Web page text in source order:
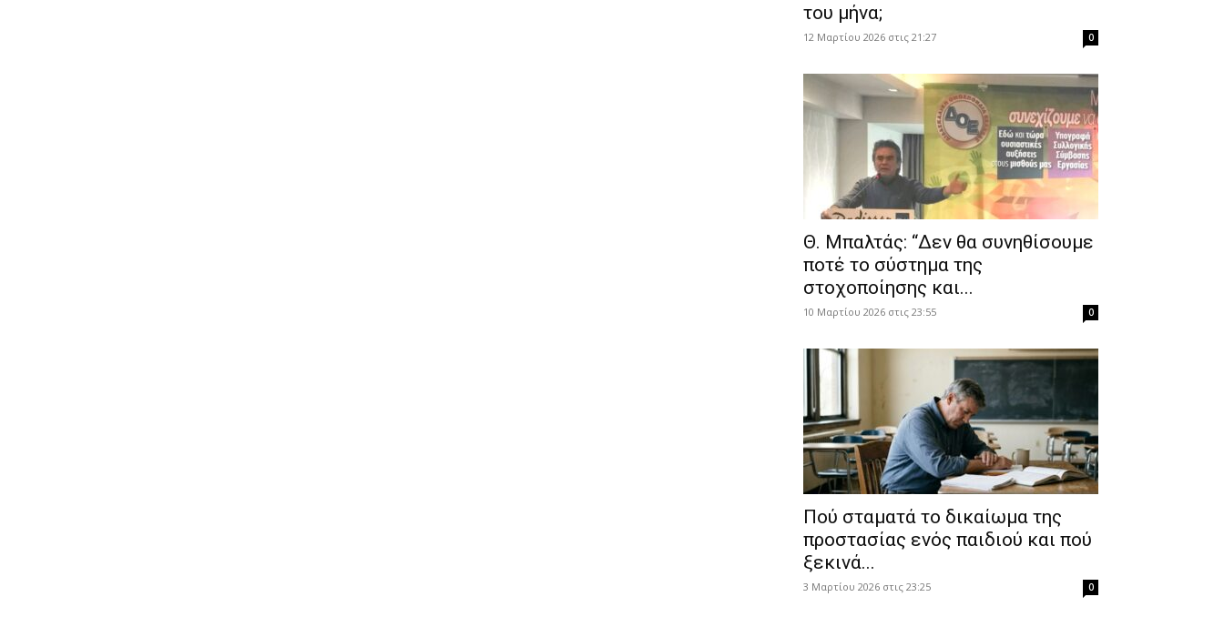
του μήνα;
12 Μαρτίου 2026 στις 21:27 0
Θ. Μπαλτάς: “Δεν θα συνηθίσουμε
ποτέ το σύστημα της
στοχοποίησης και...
10 Μαρτίου 2026 στις 23:55 0
Πού σταματά το δικαίωμα της
προστασίας ενός παιδιού και πού
ξεκινά...
3 Μαρτίου 2026 στις 23:25 0